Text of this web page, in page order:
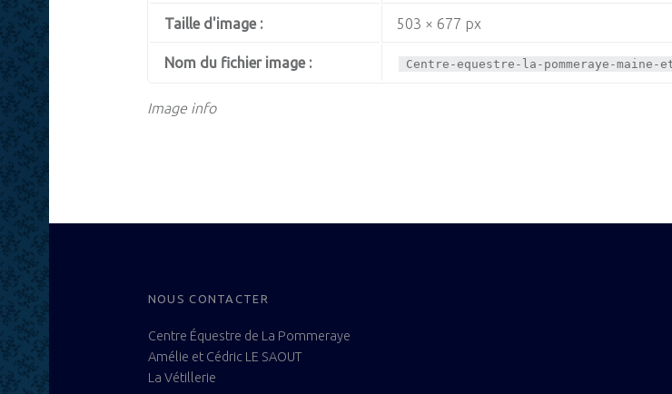
Image info
Taille d'image : 503 × 677 px
Nom du fichier image : Centre-equestre-la-pommeraye-
FOOTER SIDEBAR
NOUS CONTACTER
Centre Équestre de La Pommeraye
Amélie et Cédric LE SAOUT
La Vétillerie